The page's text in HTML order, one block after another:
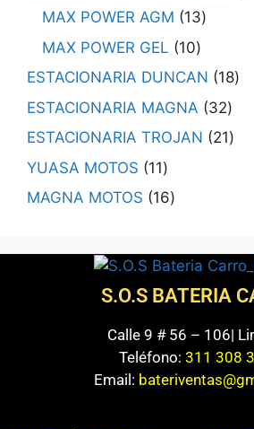
MAX POWER AGM
13
MAX POWER GEL
10
ESTACIONARIA DUNCAN
18
ESTACIONARIA MAGNA
32
ESTACIONARIA TROJAN
21
YUASA MOTOS
11
MAGNA MOTOS
16
S.O.S BATERIA
Calle 9 # 56 – 106|
Teléfono: 311 308
Email: